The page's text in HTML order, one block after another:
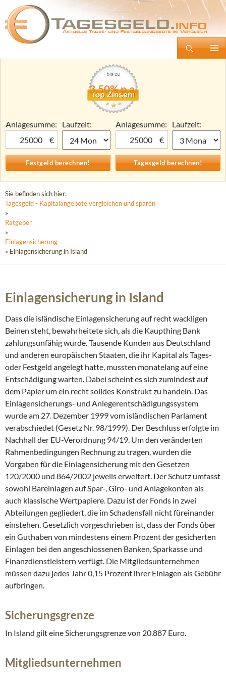
Tagesgeld.info – Tagesgeldkonten vergleichen und Tagesgeld-Zinsen berechnen
Zum
3,50% p.a.
Anlagesumme:
€
Laufzeit:
Anlagesumme:
€
Laufzeit:
Sie befinden sich hier:
Tagesgeld - Kapitalangebote vergleichen und sparen
»
Ratgeber
»
Einlagensicherung
» Einlagensicherung in Island
Einlagensicherung in Island
Dass die isländische Einlagensicherung auf recht wackligen
Beinen steht, bewahrheitete sich, als die Kaupthing Bank
zahlungsunfähig wurde. Tausende Kunden aus Deutschland
und anderen europäischen Staaten, die ihr Kapital als Tages-
oder Festgeld angelegt hatte, mussten monatelang auf eine
Entschädigung warten. Dabei scheint es sich zumindest auf
dem Papier um ein recht solides Konstrukt zu handeln. Das
Einlagensicherungs- und Anlegerentschädigungssystem
wurde am 27. Dezember 1999 vom isländischen Parlament
verabschiedet (Gesetz Nr. 98/1999). Der Beschluss erfolgte im
Nachhall der EU-Verordnung 94/19. Um den veränderten
Rahmenbedingungen Rechnung zu tragen, wurden die
Vorgaben für die Einlagensicherung mit den Gesetzen
120/2000 und 864/2002 jeweils erweitert. Der Schutz umfasst
sowohl Bareinlagen auf Spar-, Giro- und Anlagekonten als
auch klassische Wertpapiere. Dazu ist der Fonds in zwei
Abteilungen gegliedert, die im Schadensfall nicht füreinander
einstehen. Gesetzlich vorgeschrieben ist, dass der Fonds über
ein Guthaben von mindestens einem Prozent der gesicherten
Einlagen bei den angeschlossenen Banken, Sparkasse und
Finanzdienstleistern verfügt. Die Mitgliedsunternehmen
müssen dazu jedes Jahr 0,15 Prozent ihrer Einlagen als Gebühr
aufbringen.
Sicherungsgrenze
In Island gilt eine Sicherungsgrenze von 20.887 Euro.
Mitgliedsunternehmen